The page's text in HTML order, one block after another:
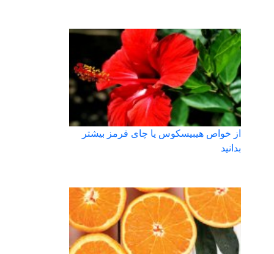
از خواص هیبیسکوس یا چای قرمز بیشتر
بدانید